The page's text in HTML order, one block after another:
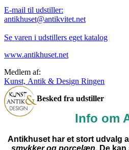
E-mail til udstiller:
antikhuset@antikvitet.net
Se varen i udstillers eget katalog
www.antikhuset.net
Medlem af:
Kunst, Antik & Design Ringen
Besked fra udstiller
Info om
Antikhuset har et stort udvalg